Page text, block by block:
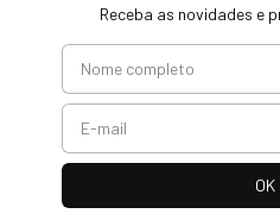
Receba as novidades e